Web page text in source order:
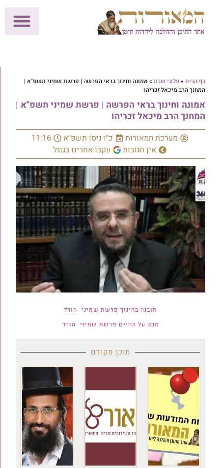
דף הבית » עלוני שבת » אמונה וחינוך בראי הפרשה | פרשת שמיני תשפ"א |
המחנך הרב מיכאל זכריהו
אמונה וחינוך בראי הפרשה | פרשת שמיני תשפ"א |
המחנך הרב מיכאל זכריהו
מערכת המאורות כ״ו ניסן תשפ״א
11:16
אין תגובות
עקבו אחרינו בגוגל
תובנה בחינוך פרשת שמיני הורד
מבט על החיים פרשת שמיני הורד
תוכן מקודם